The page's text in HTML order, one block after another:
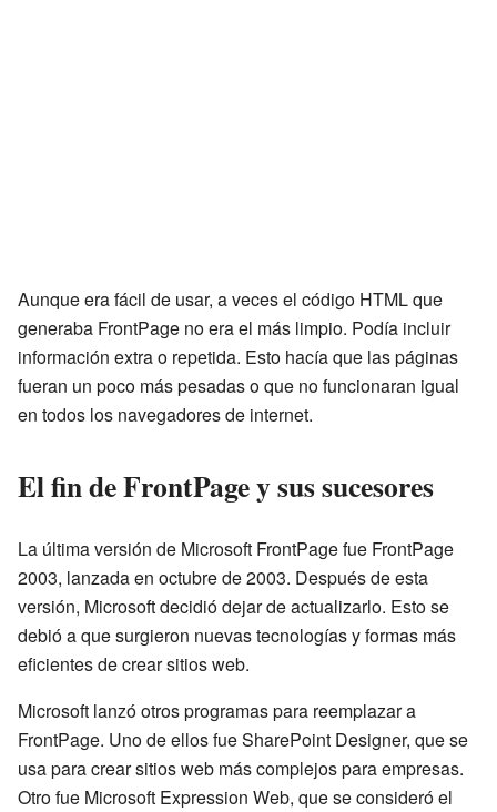
Aunque era fácil de usar, a veces el código HTML que
generaba FrontPage no era el más limpio. Podía incluir
información extra o repetida. Esto hacía que las páginas
fueran un poco más pesadas o que no funcionaran igual
en todos los navegadores de internet.
El fin de FrontPage y sus sucesores
La última versión de Microsoft FrontPage fue FrontPage
2003, lanzada en octubre de 2003. Después de esta
versión, Microsoft decidió dejar de actualizarlo. Esto se
debió a que surgieron nuevas tecnologías y formas más
eficientes de crear sitios web.
Microsoft lanzó otros programas para reemplazar a
FrontPage. Uno de ellos fue SharePoint Designer, que se
usa para crear sitios web más complejos para empresas.
Otro fue Microsoft Expression Web, que se consideró el